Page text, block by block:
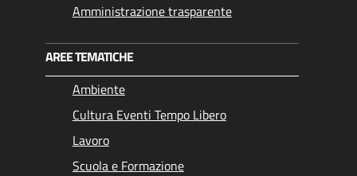
Amministrazione trasparente
AREE TEMATICHE
Ambiente
Cultura Eventi Tempo Libero
Lavoro
Scuola e Formazione